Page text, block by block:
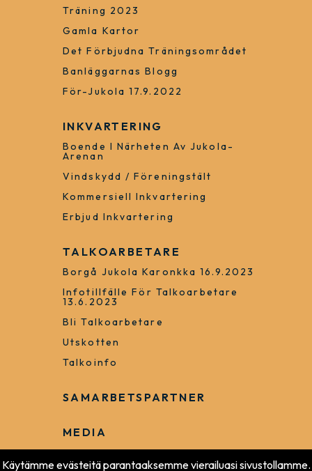
Träning 2023
Gamla Kartor
Det Förbjudna Träningsområdet
Banläggarnas Blogg
För-Jukola 17.9.2022
INKVARTERING
Boende I Närheten Av Jukola-
Arenan
Vindskydd / Föreningstält
Kommersiell Inkvartering
Erbjud Inkvartering
TALKOARBETARE
Borgå Jukola Karonkka 16.9.2023
Infotillfälle För Talkoarbetare
13.6.2023
Bli Talkoarbetare
Utskotten
Talkoinfo
SAMARBETSPARTNER
MEDIA
KOLSMART
Käytämme evästeitä parantaaksemme vierailuasi sivustollamme.